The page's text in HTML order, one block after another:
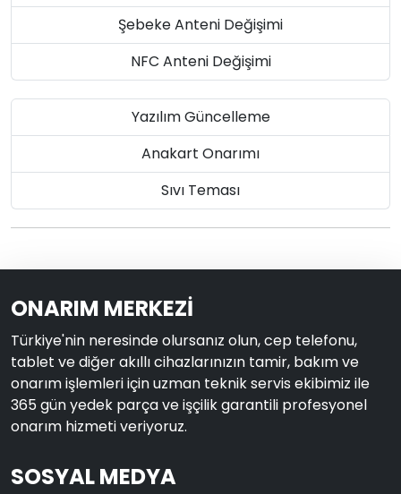
Şebeke Anteni Değişimi
NFC Anteni Değişimi
Yazılım Güncelleme
Anakart Onarımı
Sıvı Teması
ONARIM MERKEZİ
Türkiye'nin neresinde olursanız olun, cep telefonu,
tablet ve diğer akıllı cihazlarınızın tamir, bakım ve
onarım işlemleri için uzman teknik servis ekibimiz ile
365 gün yedek parça ve işçilik garantili profesyonel
onarım hizmeti veriyoruz.
SOSYAL MEDYA